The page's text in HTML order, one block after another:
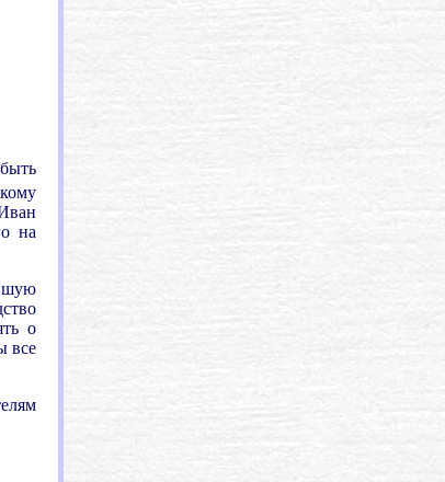
на
о
все